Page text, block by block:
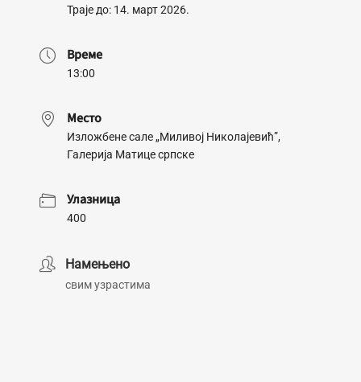
Траје до: 14. март 2026.
Време
13:00
Место
Изложбене сале „Миливој Николајевић”,
Галерија Матице српске
Улазница
400
Намењено
свим узрастима